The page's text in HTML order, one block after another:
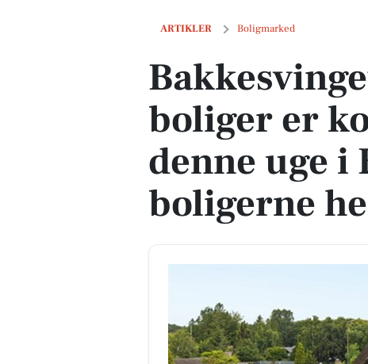
ARTIKLER Boligmarked
Bakkesvinget 8 og 1 anden boliger er
boliger er
denne uge i
boligerne